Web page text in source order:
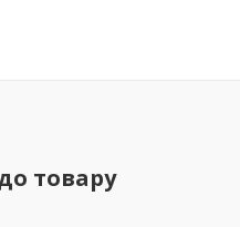
товару